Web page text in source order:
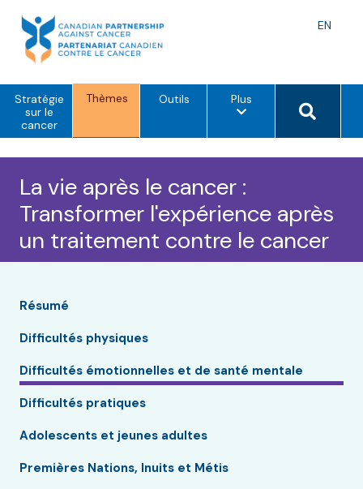
content
EN
Stratégie
sur le
cancer
Thèmes Outils Pluso
i
m
n
Search
La vie après le cancer :
Transformer l'expérience après
un traitement contre le cancer
Résumé
Difficultés physiques
Difficultés émotionnelles et de santé mentale
Difficultés pratiques
Adolescents et jeunes adultes
Premières Nations, Inuits et Métis